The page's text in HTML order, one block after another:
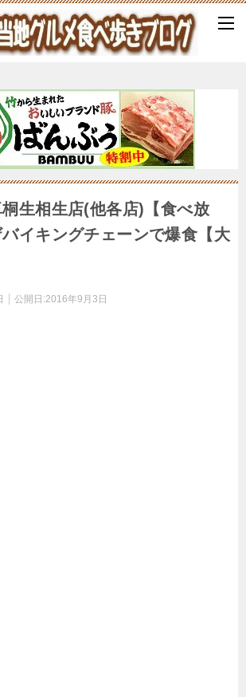
生相生店(他各店)【食べ放
イキングチェーンで爆食【大
公開日:2016年9月3日